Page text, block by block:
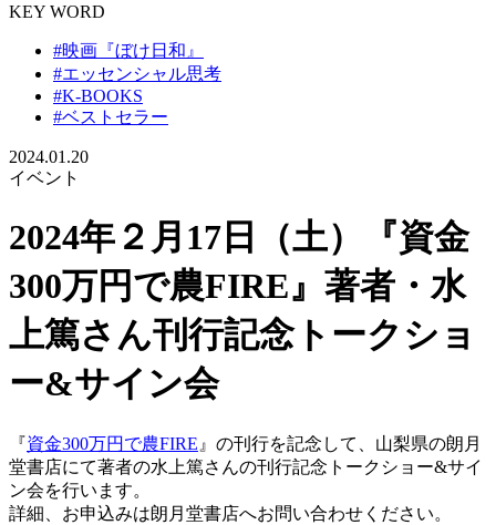
KEY WORD
#映画『ぼけ日和』
#エッセンシャル思考
#K-BOOKS
#ベストセラー
2024.01.20
イベント
2024年２月17日（土）『資金
300万円で農FIRE』著者・水
上篤さん刊行記念トークショ
ー&サイン会
『資金300万円で農FIRE 』の刊行を記念して、山梨県の朗月
堂書店にて著者の水上篤さんの刊行記念トークショー&サイ
ン会を行います。
詳細、お申込みは朗月堂書店へお問い合わせください。